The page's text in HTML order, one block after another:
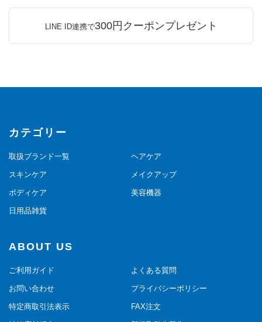
LINE ID連携で300円クーポンプレゼント
カテゴリー
取扱ブランド一覧 ヘアケア
スキンケア メイクアップ
ボディケア 美容機器
日用品雑貨
ABOUT US
ご利用ガイド よくある質問
お問い合わせ プライバシーポリシー
特定商取引法表示 FAX注文